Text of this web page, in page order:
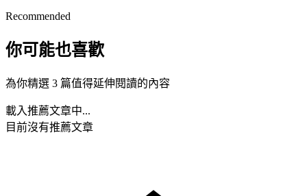
Recommended
你可能也喜歡
為你精選 3 篇值得延伸閱讀的內容
載入推薦文章中...
目前沒有推薦文章